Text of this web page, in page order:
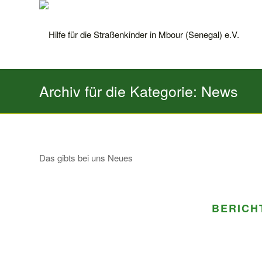
Archiv für die Kategorie: News
Das gibts bei uns Neues